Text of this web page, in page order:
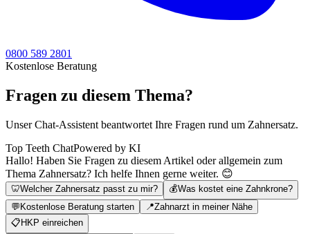
0800 589 2801
Kostenlose Beratung
Fragen zu diesem Thema?
Unser Chat-Assistent beantwortet Ihre Fragen rund um Zahnersatz.
Top Teeth ChatPowered by KI
Hallo! Haben Sie Fragen zu diesem Artikel oder allgemein zum
Thema Zahnersatz? Ich helfe Ihnen gerne weiter. 😊
🦷Welcher Zahnersatz passt zu mir? 💰Was kostet eine Zahnkrone?
💬 Kostenlose Beratung starten 📍Zahnarzt in meiner Nähe
📋 HKP einreichen